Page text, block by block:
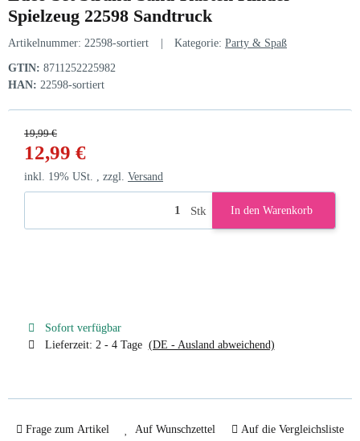
Spielzeug 22598 Sandtruck
Artikelnummer: 22598-sortiert Kategorie: Party & Spaß
GTIN: 8711252225982
HAN: 22598-sortiert
19,99 €
12,99 €
inkl. 19% USt. , zzgl. Versand
Stk In den Warenkorb
Sofort verfügbar
Lieferzeit: 2 - 4 Tage (DE - Ausland abweichend)
Frage zum Artikel Auf Wunschzettel Auf die Vergleichsliste